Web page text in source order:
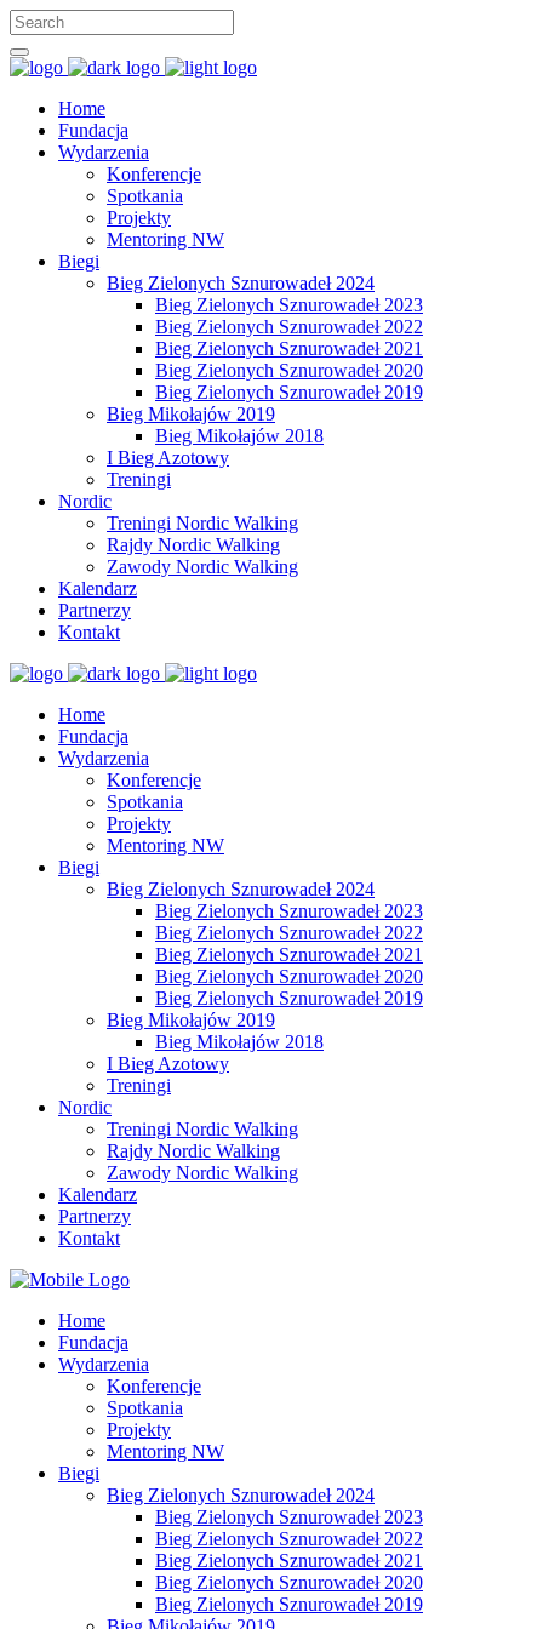
Home
Fundacja
Wydarzenia
Konferencje
Spotkania
Projekty
Mentoring NW
Biegi
Bieg Zielonych Sznurowadeł 2024
Bieg Zielonych Sznurowadeł 2023
Bieg Zielonych Sznurowadeł 2022
Bieg Zielonych Sznurowadeł 2021
Bieg Zielonych Sznurowadeł 2020
Bieg Zielonych Sznurowadeł 2019
Bieg Mikołajów 2019
Bieg Mikołajów 2018
I Bieg Azotowy
Treningi
Nordic
Treningi Nordic Walking
Rajdy Nordic Walking
Zawody Nordic Walking
Kalendarz
Partnerzy
Kontakt
Home
Fundacja
Wydarzenia
Konferencje
Spotkania
Projekty
Mentoring NW
Biegi
Bieg Zielonych Sznurowadeł 2024
Bieg Zielonych Sznurowadeł 2023
Bieg Zielonych Sznurowadeł 2022
Bieg Zielonych Sznurowadeł 2021
Bieg Zielonych Sznurowadeł 2020
Bieg Zielonych Sznurowadeł 2019
Bieg Mikołajów 2019
Bieg Mikołajów 2018
I Bieg Azotowy
Treningi
Nordic
Treningi Nordic Walking
Rajdy Nordic Walking
Zawody Nordic Walking
Kalendarz
Partnerzy
Kontakt
Home
Fundacja
Wydarzenia
Konferencje
Spotkania
Projekty
Mentoring NW
Biegi
Bieg Zielonych Sznurowadeł 2024
Bieg Zielonych Sznurowadeł 2023
Bieg Zielonych Sznurowadeł 2022
Bieg Zielonych Sznurowadeł 2021
Bieg Zielonych Sznurowadeł 2020
Bieg Zielonych Sznurowadeł 2019